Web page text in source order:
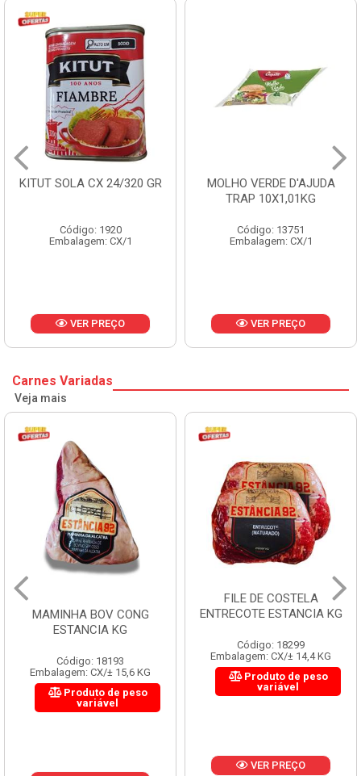
GR
MOLHO VERDE D'AJUDA
Código: 13751
Embalagem: CX/1
VER PREÇO
FRUTAS
CX 10KG
Código: 1785
Embalagem:
VER
Carnes Variadas
Veja mais
MAMINHA BOV CONG
ESTANCIA KG
Código: 18193
Embalagem: CX/± 15,6 KG
Produto de peso
variável
FILE DE COSTELA
ENTRECOTE ESTANCIA KG
Código: 18299
Embalagem: CX/± 14,4 KG
Produto de peso
variável
VER PREÇO